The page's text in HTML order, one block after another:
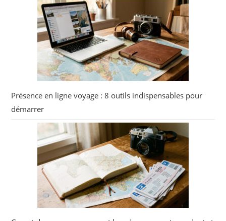
Présence en ligne voyage : 8 outils indispensables pour
démarrer